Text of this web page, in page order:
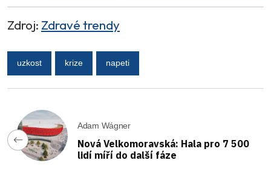
Zdroj: Zdravé trendy
uzkost krize napeti
Adam Wágner
Nová Velkomoravská: Hala pro 7 500
lidí míří do další fáze